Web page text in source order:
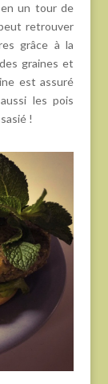
un tour de
retrouver
grâce à la
graines et
est assuré
les pois
!